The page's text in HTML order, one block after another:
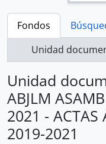
Fondos
Unidad
Unidad
ABJLM
2021 - ACTAS
2019-2021